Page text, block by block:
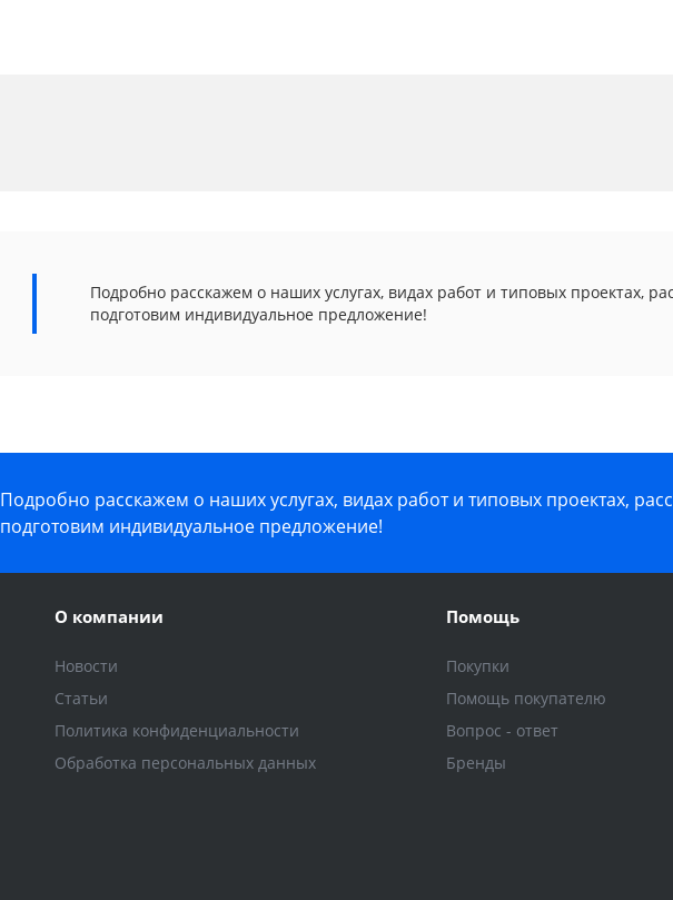
Подробно расскажем о наших услугах, видах работ и типовых проектах,
подготовим индивидуальное предложение!
Подробно расскажем о наших услугах, видах работ и типовых проектах,
подготовим индивидуальное предложение!
О компании
Новости
Статьи
Политика конфиденциальности
Обработка персональных данных
Помощь
Покупки
Помощь покупателю
Вопрос - ответ
Бренды